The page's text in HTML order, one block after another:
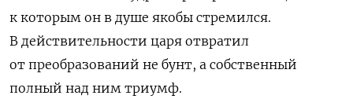
к которым он в душе якобы стремился.
В действительности царя отвратил
от преобразований не бунт, а собственный
полный над ним триумф.